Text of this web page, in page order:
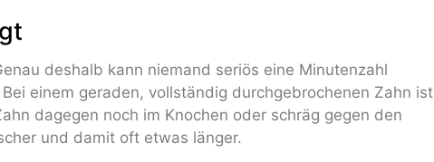
deshalb kann niemand seriös eine Minutenzahl
einem geraden, vollständig durchgebrochenen Zahn ist
dagegen noch im Knochen oder schräg gegen den
und damit oft etwas länger.